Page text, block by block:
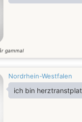
gammal
Nordrhein-Westfalen
ich bin